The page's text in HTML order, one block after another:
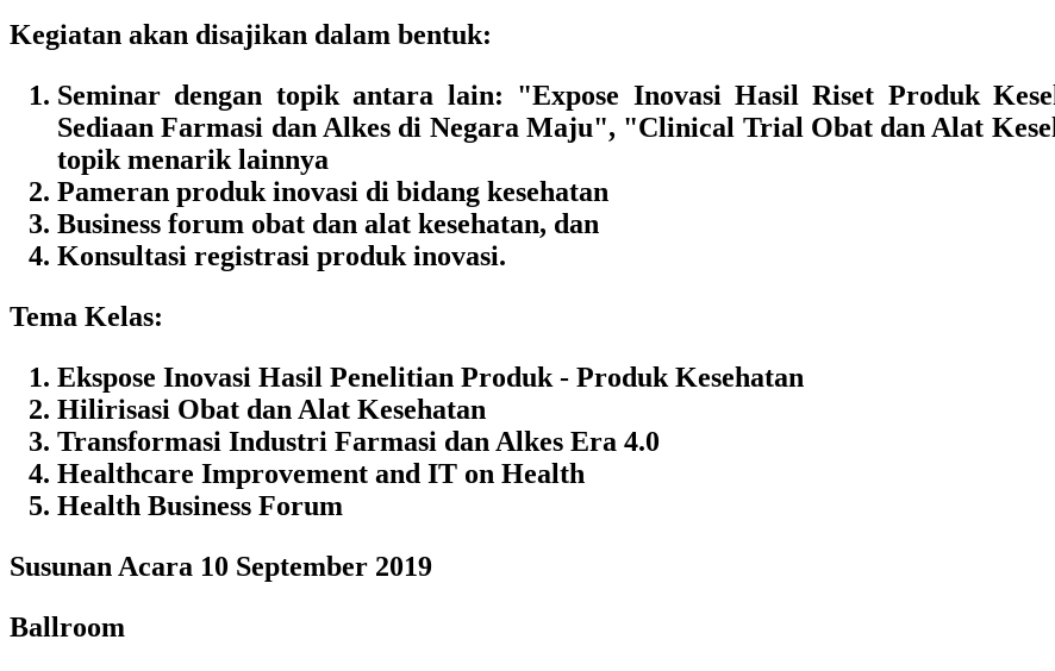
Kegiatan akan disajikan dalam bentuk:
Seminar dengan topik antara lain: "Expose Inovasi Hasil Riset Produk
Sediaan Farmasi dan Alkes di Negara Maju", "Clinical Trial Obat dan Alat
topik menarik lainnya
Pameran produk inovasi di bidang kesehatan
Business forum obat dan alat kesehatan, dan
Konsultasi registrasi produk inovasi.
Tema Kelas:
Ekspose Inovasi Hasil Penelitian Produk - Produk Kesehatan
Hilirisasi Obat dan Alat Kesehatan
Transformasi Industri Farmasi dan Alkes Era 4.0
Healthcare Improvement and IT on Health
Health Business Forum
Susunan Acara 10 September 2019
Ballroom